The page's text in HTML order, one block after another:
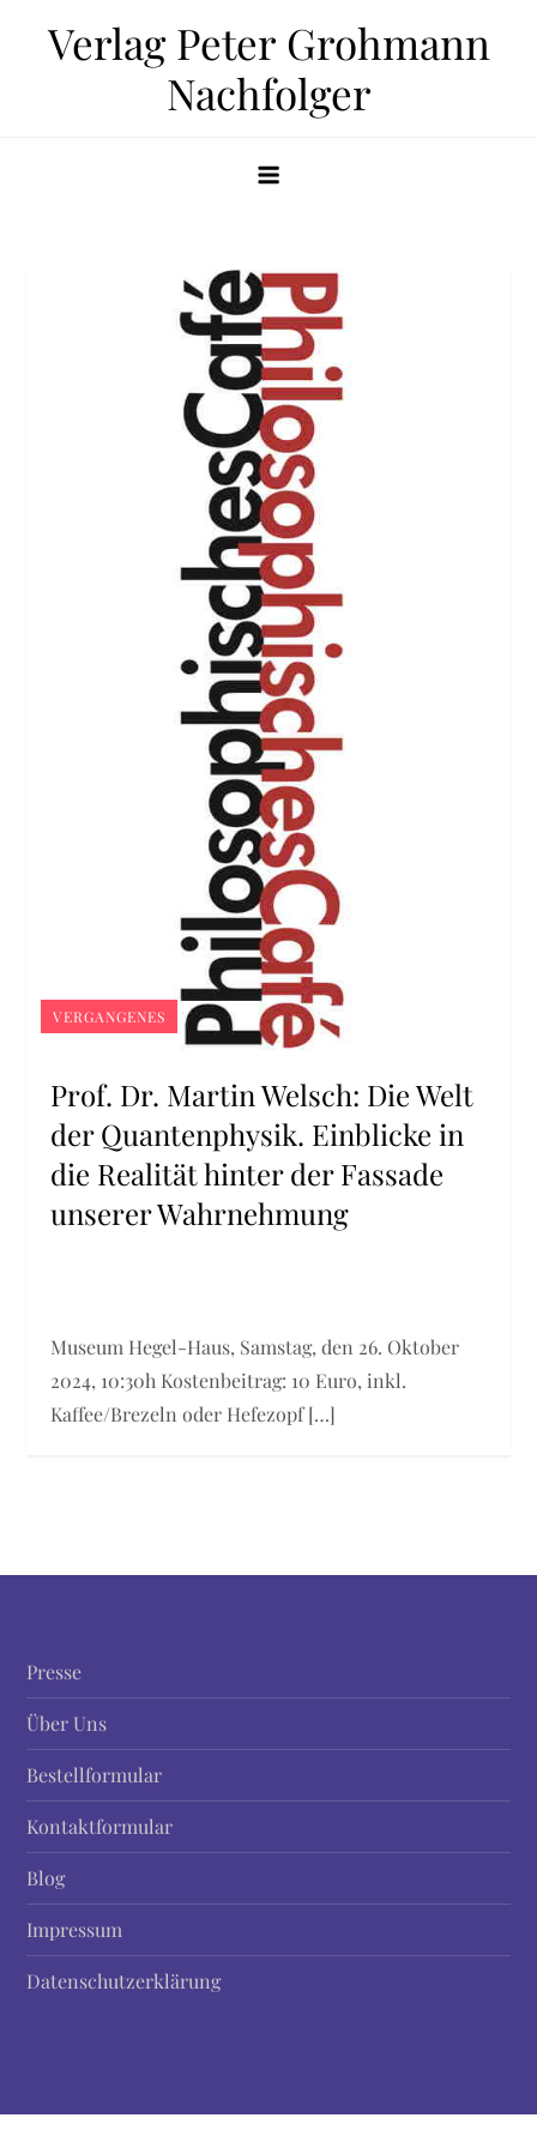
Verlag Peter Grohmann
Nachfolger
VERGANGENES
Prof. Dr. Martin Welsch: Die Welt
der Quantenphysik. Einblicke in
die Realität hinter der Fassade
unserer Wahrnehmung
Museum Hegel-Haus, Samstag, den 26. Oktober
2024, 10:30h Kostenbeitrag: 10 Euro, inkl.
Kaffee/Brezeln oder Hefezopf […]
Presse
Über Uns
Bestellformular
Kontaktformular
Blog
Impressum
Datenschutzerklärung